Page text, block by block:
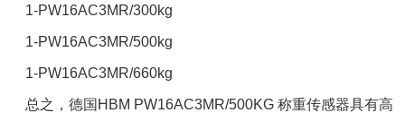
1-PW16AC3MR/300kg
1-PW16AC3MR/500kg
1-PW16AC3MR/660kg
总之，德国HBM PW16AC3MR/500KG 称重传感器具有高